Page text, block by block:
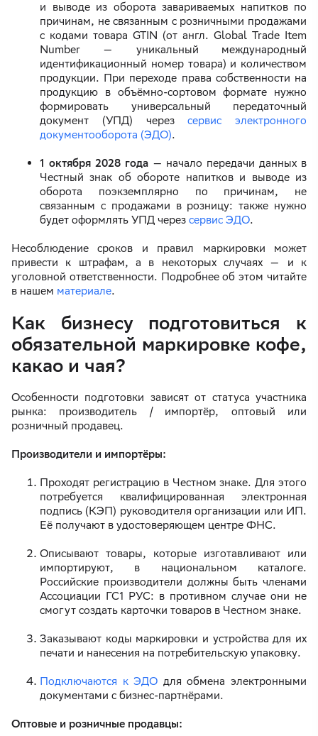
и выводе из оборота завариваемых напитков по
причинам, не связанным с розничными продажами
с кодами товара GTIN (от англ. Global Trade Item
Number — уникальный международный
идентификационный номер товара) и количеством
продукции. При переходе права собственности на
продукцию в объёмно-сортовом формате нужно
формировать универсальный передаточный
документ (УПД) черезсервис электронного
документооборота (ЭДО).
1 октября 2028 года— начало передачи данных в
Честный знак об обороте напитков и выводе из
оборота поэкземплярно по причинам, не
связанным с продажами в розницу: также нужно
будет оформлять УПД через сервис ЭДО.
Несоблюдение сроков и правил маркировки может
привести к штрафам, а в некоторых случаях — и к
уголовной ответственности. Подробнее об этом читайте
в нашем материале.
Как бизнесу подготовиться к
обязательной маркировке кофе,
какао и чая?
Особенности подготовки зависят от статуса участника
рынка: производитель / импортёр, оптовый или
розничный продавец.
Производители и импортёры:
Проходят регистрацию в Честном знаке. Для этого
потребуется квалифицированная электронная
подпись (КЭП) руководителя организации или ИП.
Её получают в удостоверяющем центре ФНС.
Описывают товары, которые изготавливают или
импортируют, в национальном каталоге.
Российские производители должны быть членами
Ассоциации ГС1 РУС: в противном случае они не
смогут создать карточки товаров в Честном знаке.
Заказывают коды маркировки и устройства для их
печати и нанесения на потребительскую упаковку.
Подключаются к ЭДО для обмена электронными
документами с бизнес-партнёрами.
Оптовые и розничные продавцы: